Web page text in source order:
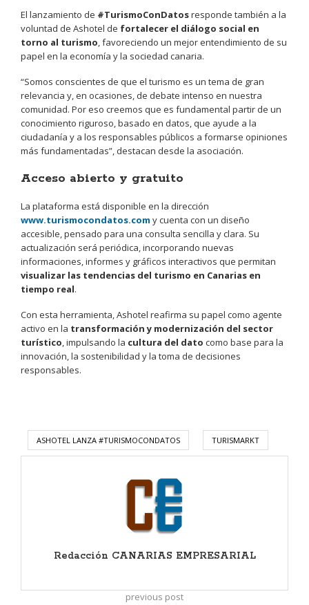
El lanzamiento de #TurismoConDatosresponde también a la
voluntad de Ashotel de fortalecer el diálogo social en
torno al turismo, favoreciendo un mejor entendimiento de su
papel en la economía y la sociedad canaria.
“Somos conscientes de que el turismo es un tema de gran
relevancia y, en ocasiones, de debate intenso en nuestra
comunidad. Por eso creemos que es fundamental partir de un
conocimiento riguroso, basado en datos, que ayude a la
ciudadanía y a los responsables públicos a formarse opiniones
más fundamentadas”, destacan desde la asociación.
Acceso abierto y gratuito
La plataforma está disponible en la dirección
www.turismocondatos.com y cuenta con un diseño
accesible, pensado para una consulta sencilla y clara. Su
actualización será periódica, incorporando nuevas
informaciones, informes y gráficos interactivos que permitan
visualizar las tendencias del turismo en Canarias en
tiempo real.
Con esta herramienta, Ashotel reafirma su papel como agente
activo en la transformación y modernización del sector
turístico, impulsando la cultura del dato como base para la
innovación, la sostenibilidad y la toma de decisiones
responsables.
ASHOTEL LANZA #TURISMOCONDATOS TURISMARKT
Redacción CANARIAS EMPRESARIAL
previous post